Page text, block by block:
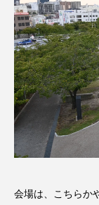
会場は、こちらか